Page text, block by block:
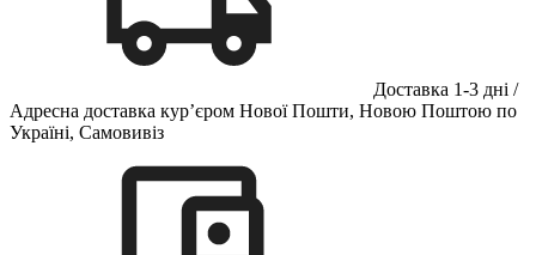
Доставка 1-3 дні /
Адресна доставка кур’єром Нової Пошти, Новою Поштою по
Україні, Самовивіз